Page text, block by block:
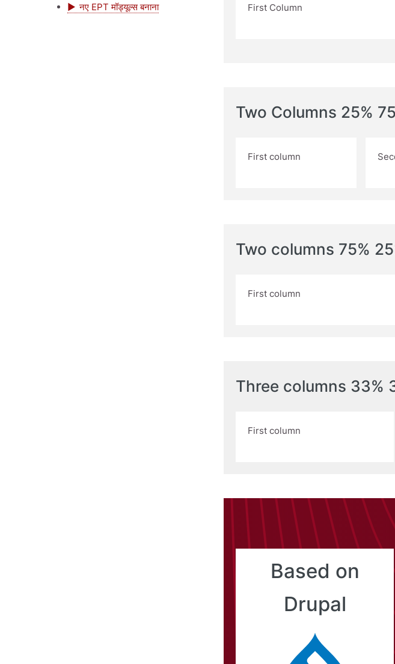
नए EPT मॉड्यूल्स बनाना
First Column
Two Columns 25%
First column
Two columns 75%
First column
Three columns 33%
First column
Based on
Drupal